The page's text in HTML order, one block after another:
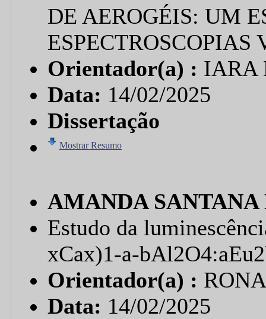
DE AEROGÉIS: UM
Orientador(a) : IARA
Data: 14/02/2025
Dissertação
Mostrar Resumo
AMANDA
Estudo da
xCax)1-a-
Orientador(a) :
Data: 14/02/2025